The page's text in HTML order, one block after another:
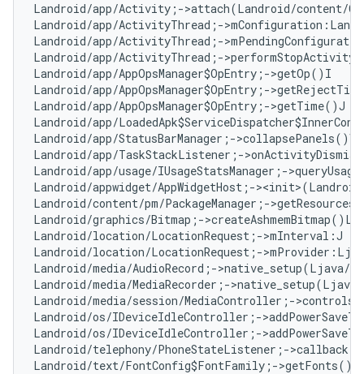
Landroid/app/Activity;->attach(Landroid/content/
Landroid/app/ActivityThread;-
Landroid/app/ActivityThread;-
Landroid/app/ActivityThread;-
Landroid/app/AppOpsManager$OpEntry;->getOp()I
Landroid/app/AppOpsManager$OpEntry;-
Landroid/app/AppOpsManager$OpEntry;->getTime()J
Landroid/app/
Landroid/app/StatusBarManager;->collapsePanels()V
Landroid/app/TaskStackListener;-
Landroid/app/usage/IUsageStatsManager;-
Landroid/appwidget/AppWidgetHost;-
Landroid/content/pm/PackageManager;-
Landroid/graphics/Bitmap;-
Landroid/location/LocationRequest;->mInterval:J
Landroid/location/LocationRequest;-
Landroid/media/AudioRecord;-
Landroid/media/MediaRecorder;-
Landroid/media/session/MediaController;-
Landroid/os/IDeviceIdleController;-
Landroid/os/IDeviceIdleController;-
Landroid/telephony/PhoneStateListener;-
Landroid/text/FontConfig$FontFamily;-